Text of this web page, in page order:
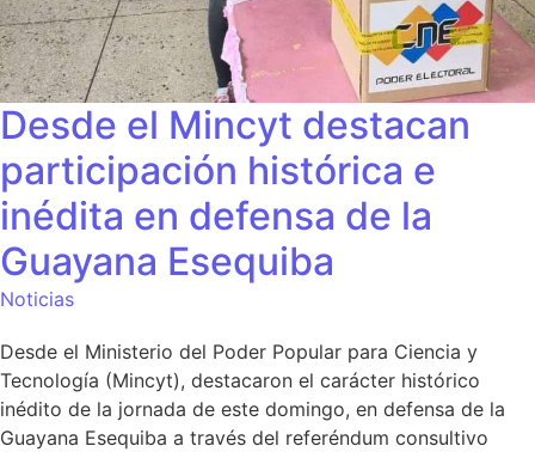
Desde el Mincyt destacan
participación histórica e
inédita en defensa de la
Guayana Esequiba
Noticias
Desde el Ministerio del Poder Popular para Ciencia y
Tecnología (Mincyt), destacaron el carácter histórico
inédito de la jornada de este domingo, en defensa de la
Guayana Esequiba a través del referéndum consultivo